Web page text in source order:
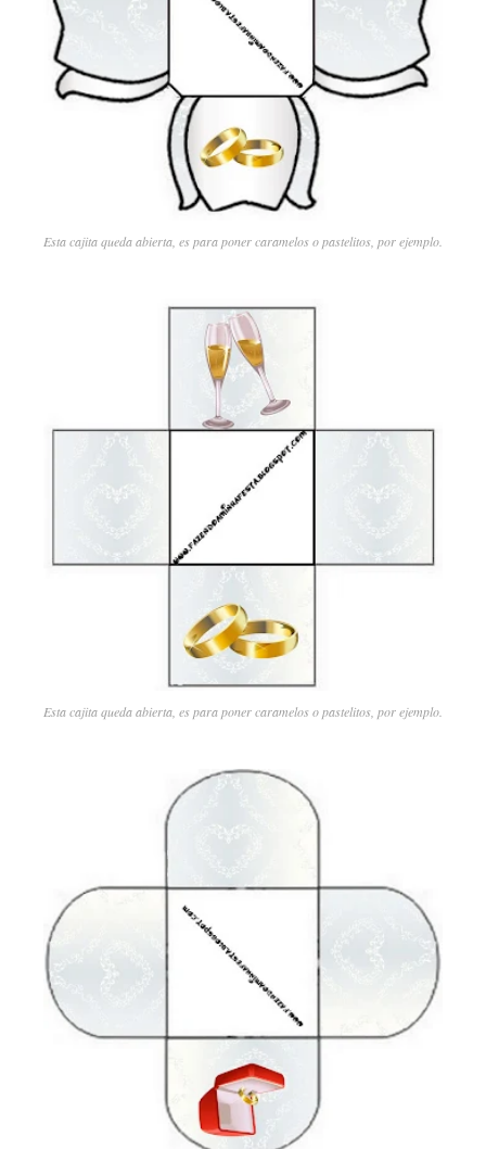
Esta cajita queda abierta, es para poner caramelos o pastelitos, por ejemplo.
Esta cajita queda abierta, es para poner caramelos o pastelitos, por ejemplo.